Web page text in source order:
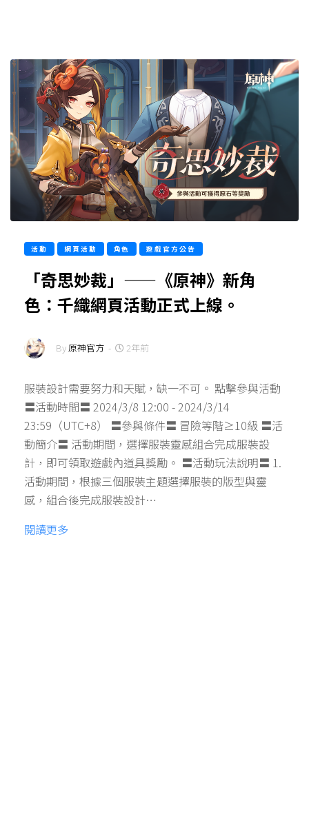
活動 網頁活動 角色 遊戲官方公告
「奇思妙裁」——《原神》新角
色：千織網頁活動正式上線。
By原神官方 - 2年前
服裝設計需要努力和天賦，缺一不可。 點擊參與活動
〓活動時間〓 2024/3/8 12:00 - 2024/3/14
23:59（UTC+8） 〓參與條件〓 冒險等階≥10級 〓活
動簡介〓 活動期間，選擇服裝靈感組合完成服裝設
計，即可領取遊戲內道具獎勵。 〓活動玩法說明〓 1.
活動期間，根據三個服裝主題選擇服裝的版型與靈
感，組合後完成服裝設計…
閱讀更多